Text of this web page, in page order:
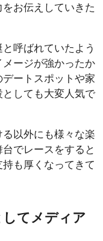
お伝えしていきた
呼ばれていたよう
ージが強かったか
ートスポットや家
しても大変人気で
以外にも様々な楽
でレースをすると
も厚くなってきて
してメディア